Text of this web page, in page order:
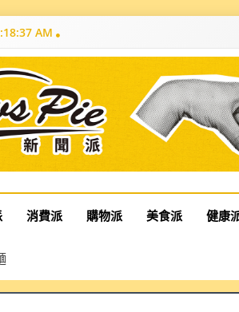
AM
Pie
消費派 購物派 美食派 健康